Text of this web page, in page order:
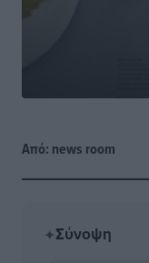
Από: news room
✦Σύνοψη